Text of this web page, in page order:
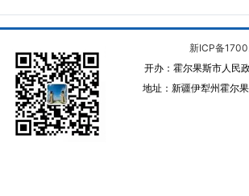
新ICP备
开办：霍尔果斯市人民
地址：新疆伊犁州霍